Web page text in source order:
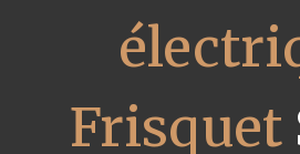
Frisquet